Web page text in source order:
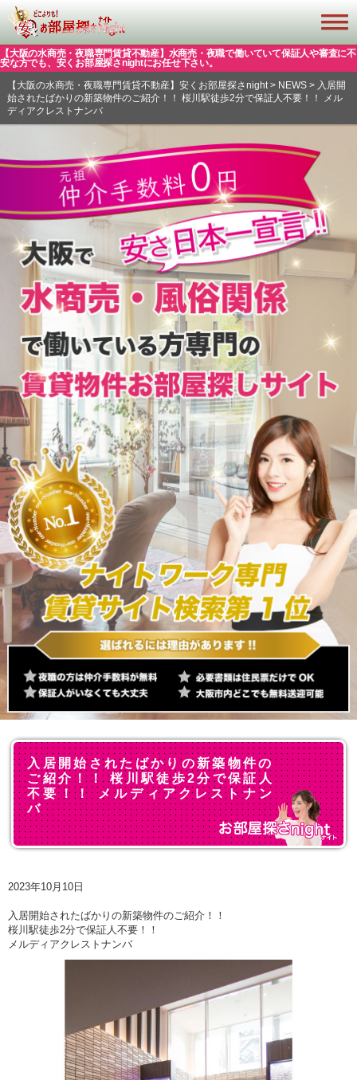
【大阪の水商売・夜職専門賃貸不動産】水商売・夜職で働いていて保証人や審査に不
安な方でも、安くお部屋探さnightにお任せ下さい。
【大阪の水商売・夜職専門賃貸不動産】安くお部屋探さnight> NEWS> 入居開
始されたばかりの新築物件のご紹介！！ 桜川駅徒歩2分で保証人不要！！ メル
ディアクレストナンバ
入居開始されたばかりの新築物件の
ご紹介！！ 桜川駅徒歩2分で保証人
不要！！ メルディアクレストナン
バ
2023年10月10日
入居開始されたばかりの新築物件のご紹介！！
桜川駅徒歩2分で保証人不要！！
メルディアクレストナンバ